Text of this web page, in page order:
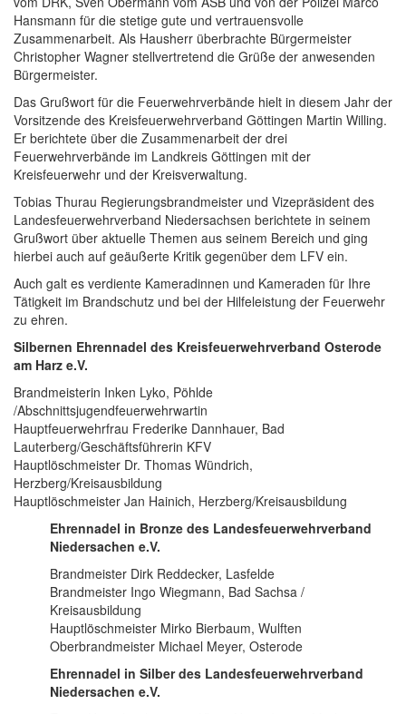
Hansmann für die stetige gute und vertrauensvolle
Zusammenarbeit. Als Hausherr überbrachte Bürgermeister
Christopher Wagner stellvertretend die Grüße der anwesenden
Bürgermeister.
Das Grußwort für die Feuerwehrverbände hielt in diesem Jahr der
Vorsitzende des Kreisfeuerwehrverband Göttingen Martin Willing.
Er berichtete über die Zusammenarbeit der drei
Feuerwehrverbände im Landkreis Göttingen mit der
Kreisfeuerwehr und der Kreisverwaltung.
Tobias Thurau Regierungsbrandmeister und Vizepräsident des
Landesfeuerwehrverband Niedersachsen berichtete in seinem
Grußwort über aktuelle Themen aus seinem Bereich und ging
hierbei auch auf geäußerte Kritik gegenüber dem LFV ein.
Auch galt es verdiente Kameradinnen und Kameraden für Ihre
Tätigkeit im Brandschutz und bei der Hilfeleistung der Feuerwehr
zu ehren.
Silbernen Ehrennadel des Kreisfeuerwehrverband Osterode
am Harz e.V.
Brandmeisterin Inken Lyko, Pöhlde
/Abschnittsjugendfeuerwehrwartin
Hauptfeuerwehrfrau Frederike Dannhauer, Bad
Lauterberg/Geschäftsführerin KFV
Hauptlöschmeister Dr. Thomas Wündrich,
Herzberg/Kreisausbildung
Hauptlöschmeister Jan Hainich, Herzberg/Kreisausbildung
Ehrennadel in Bronze des Landesfeuerwehrverband
Niedersachen e.V.
Brandmeister Dirk Reddecker, Lasfelde
Brandmeister Ingo Wiegmann, Bad Sachsa /
Kreisausbildung
Hauptlöschmeister Mirko Bierbaum, Wulften
Oberbrandmeister Michael Meyer, Osterode
Ehrennadel in Silber des Landesfeuerwehrverband
Niedersachen e.V.